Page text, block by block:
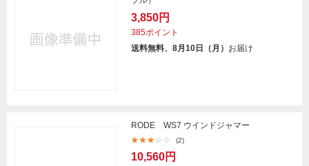
3,850円
385ポイント
送料無料、8月10日（月） お届け
RODE WS7 ウインドジャマー
(2)
10,560円